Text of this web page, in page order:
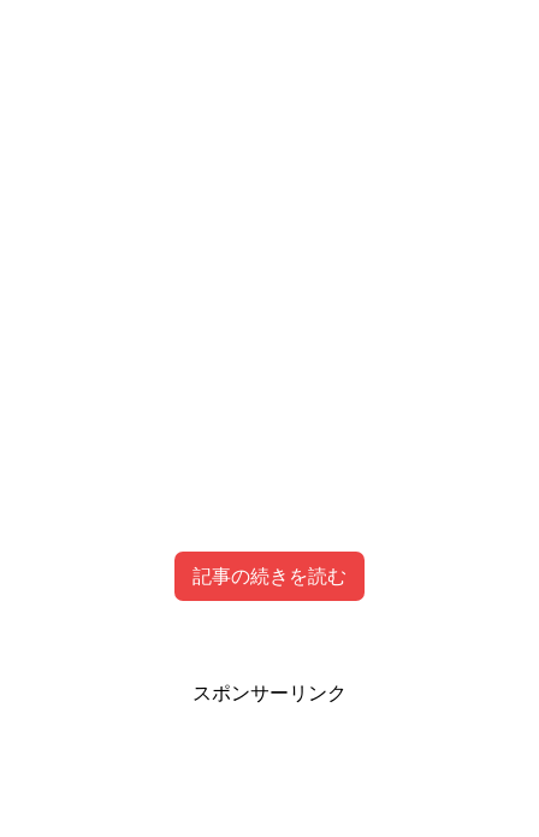
記事の続きを読む
スポンサーリンク